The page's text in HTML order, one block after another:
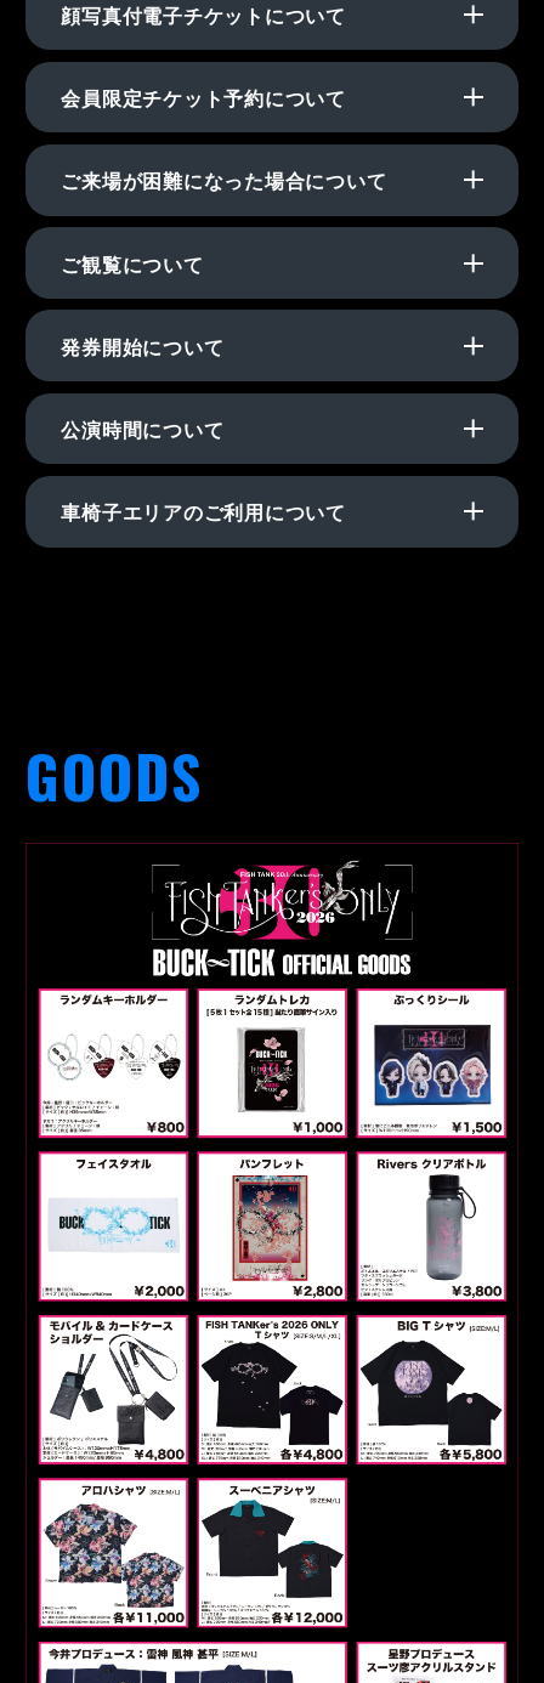
顔写真付電子チケットについて
会員限定チケット予約について
ご来場が困難になった場合について
ご観覧について
発券開始について
公演時間について
車椅子エリアのご利用について
GOODS